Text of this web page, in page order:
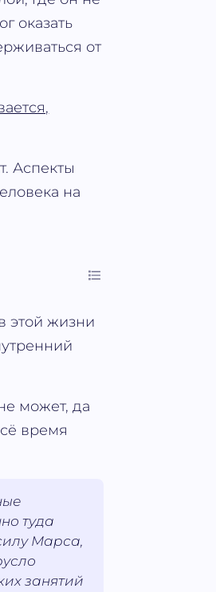
оказать
от
Аспекты
на
этой жизни
может, да
время
туда
Марса,
занятий